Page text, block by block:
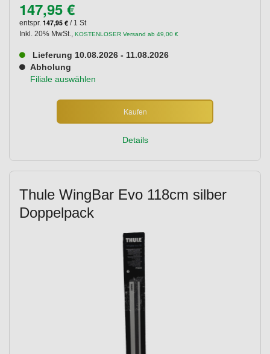
147,95 €
entspr. 147,95 € / 1 St
Inkl. 20% MwSt., KOSTENLOSER Versand ab 49,00 €
Lieferung 10.08.2026 - 11.08.2026
Abholung
Filiale auswählen
Kaufen
Details
Thule WingBar Evo 118cm silber
Doppelpack